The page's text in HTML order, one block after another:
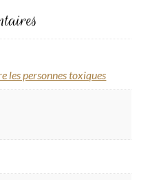
les personnes toxiques